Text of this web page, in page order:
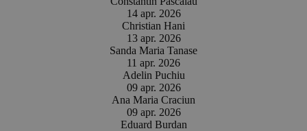
14 apr. 2026
Christian Hani
13 apr. 2026
Sanda Maria Tanase
11 apr. 2026
Adelin Puchiu
09 apr. 2026
Ana Maria Craciun
09 apr. 2026
Eduard Burdan